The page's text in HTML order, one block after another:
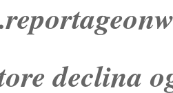
declina